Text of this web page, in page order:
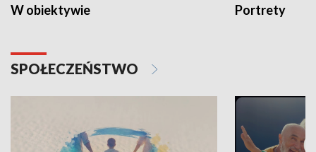
W obiektywie Portrety
SPOŁECZEŃSTWO